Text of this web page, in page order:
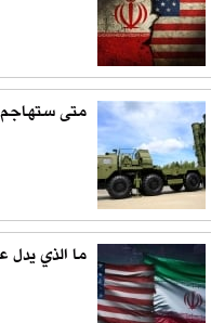
متى ستهاجم
ما الذي يدل